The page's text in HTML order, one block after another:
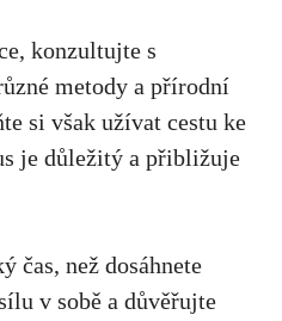
konzultujte s
metody a ⁢přírodní
si však užívat cestu ke
je důležitý a ⁤přibližuje
čas, ⁤než dosáhnete
v sobě ⁢a důvěřujte